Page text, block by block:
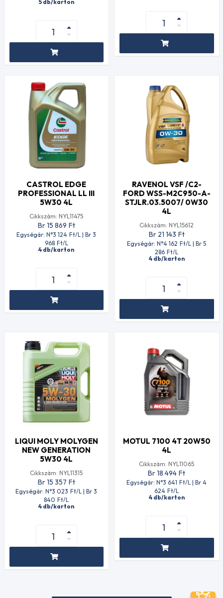
5 db/karton
CASTROL EDGE
PROFESSIONAL LL III
5W30 4L
Cikkszám: NYL11475
Br 15 869 Ft
Egységár: N°3 124 Ft/L | Br 3
968 Ft/L
4 db/karton
RAVENOL VSF /C2-
FORD WSS-M2C950-A-
STJLR.03.5007/ 0W30
4L
Cikkszám: NYL15612
Br 21 143 Ft
Egységár: N°4 162 Ft/L | Br 5
286 Ft/L
4 db/karton
LIQUI MOLY MOLYGEN
NEW GENERATION
5W30 4L
Cikkszám: NYL11315
Br 15 357 Ft
Egységár: N°3 023 Ft/L | Br 3
840 Ft/L
4 db/karton
MOTUL 7100 4T 20W50
4L
Cikkszám: NYL11065
Br 18 494 Ft
Egységár: N°3 641 Ft/L | Br 4
624 Ft/L
4 db/karton